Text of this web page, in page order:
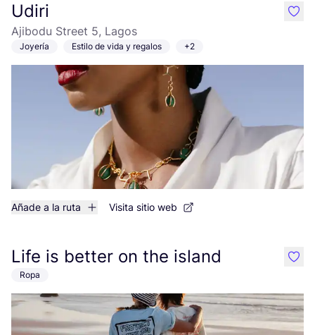
Udiri
Ajibodu Street 5, Lagos
Joyería Estilo de vida y regalos +2
Añade a la ruta Visita sitio web
like
Life is better on the island
Ropa
like